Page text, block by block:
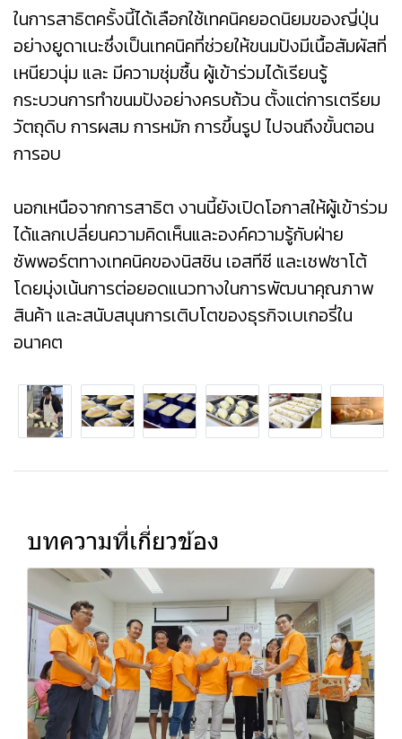
ในการสาธิตครั้งนี้ได้เลือกใช้เทคนิคยอดนิยมของญี่ปุ่น
อย่างยูดาเนะซึ่งเป็นเทคนิคที่ช่วยให้ขนมปังมีเนื้อสัมผัสที่
เหนียวนุ่ม และ มีความชุ่มชื้น ผู้เข้าร่วมได้เรียนรู้
กระบวนการทำขนมปังอย่างครบถ้วน ตั้งแต่การเตรียม
วัตถุดิบ การผสม การหมัก การขึ้นรูป ไปจนถึงขั้นตอน
การอบ
นอกเหนือจากการสาธิต งานนี้ยังเปิดโอกาสให้ผู้เข้าร่วม
ได้แลกเปลี่ยนความคิดเห็นและองค์ความรู้กับฝ่าย
ซัพพอร์ตทางเทคนิคของนิสชิน เอสทีซี และเชฟซาโต้
โดยมุ่งเน้นการต่อยอดแนวทางในการพัฒนาคุณภาพ
สินค้า และสนับสนุนการเติบโตของธุรกิจเบเกอรี่ใน
อนาคต
บทความที่เกี่ยวข้อง